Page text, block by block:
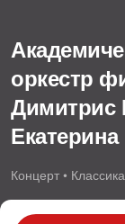
оркестр
Димитрис
Концерт •